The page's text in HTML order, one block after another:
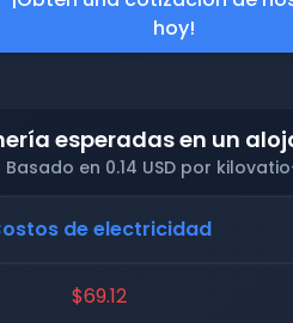
hoy!
esperadas en un
Basado en 0.14 USD por
de electricidad
$69.12